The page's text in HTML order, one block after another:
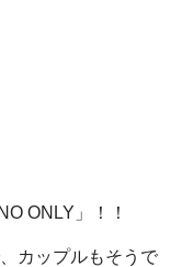
ONLY」！！
カップルもそうで